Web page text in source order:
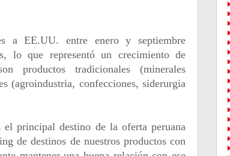
a EE.UU. entre enero y septiembre
lo que representó un crecimiento de
tradicionales (minerales
(agroindustria, confecciones, siderurgia
principal destino de la oferta peruana
de destinos de nuestros productos con